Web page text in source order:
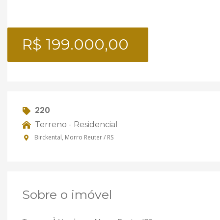
R$ 199.000,00
220
Terreno - Residencial
Birckental, Morro Reuter / RS
Sobre o imóvel